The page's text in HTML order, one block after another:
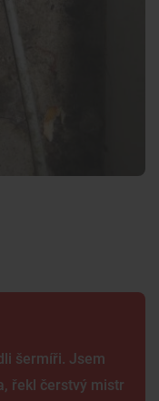
šermíři. Jsem
řekl čerstvý mistr